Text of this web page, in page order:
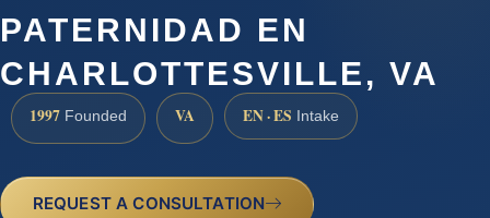
PATERNIDAD EN
CHARLOTTESVILLE, VA
1997 Founded VA EN · ES Intake
REQUEST A CONSULTATION